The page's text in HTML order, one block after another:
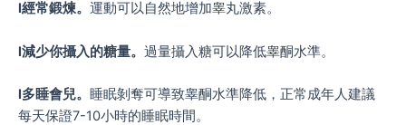
l經常鍛煉。 運動可以自然地增加睾丸激素。
l減少你攝入的糖量。 過量攝入糖可以降低睾酮水準。
l多睡會兒。 睡眠剝奪可導致睾酮水準降低，正常成年人建議
每天保證7-10小時的睡眠時間。